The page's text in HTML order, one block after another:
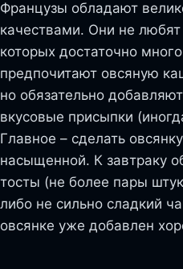
Французы обладают
качествами. Они не
которых достаточно
предпочитают овсяную
но обязательно
вкусовые присыпки
Главное – сделать
насыщенной. К завтраку
тосты (не более пары
либо не сильно сладкий
овсянке уже добавлен